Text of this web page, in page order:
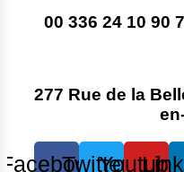
00 336 24 10 90
277 Rue de la
Facebook
TwitterYoutube